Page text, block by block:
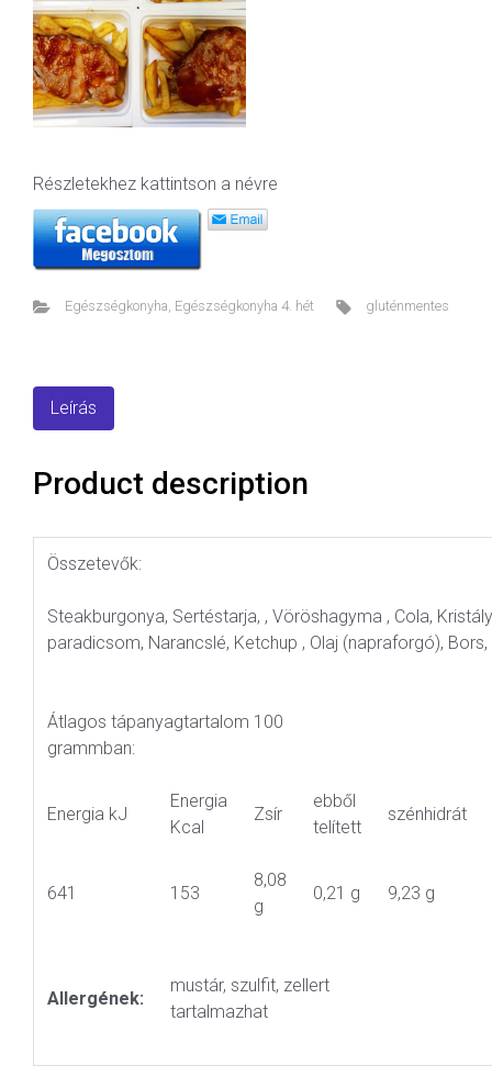
Részletekhez kattintson a névre
Egészségkonyha Egészségkonyha 4. hét gluténmentes
Leírás
Product description
Összetevők:
Steakburgonya, Sertéstarja, , Vöröshagyma , Cola,
paradicsom, Narancslé, Ketchup , Olaj (napraforgó),
Átlagos tápanyagtartalom 100
grammban:
Energia kJ
Energia
Kcal
Zsír
ebből
telített
szénhidrát
641 153
8,08
g
0,21 g 9,23 g
Allergének:
mustár, szulfit, zellert
tartalmazhat